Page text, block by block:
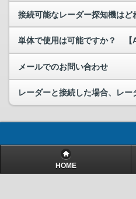
接続可能なレーダー探知機はど
単体で使用は可能ですか？ 【
メールでのお問い合わせ
レーダーと接続した場合、レー
HOME